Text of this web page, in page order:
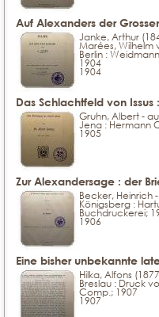
Auf Alexanders der
Janke, Arthur
Marées, Wilhelm
Berlin :
1904
1904
Das Schlachtfeld von Issus
Gruhn, Albert -
Jena : Hermann
1905
Zur Alexandersage : der
Becker, Heinrich
Königsberg :
Buchdruckerei;
1906
Eine bisher unbekannte
Hilka, Alfons
Breslau : Druck
Comp.; 1907
1907